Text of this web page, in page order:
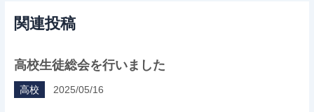
関連投稿
高校生徒総会を行いました
高校 2025/05/16